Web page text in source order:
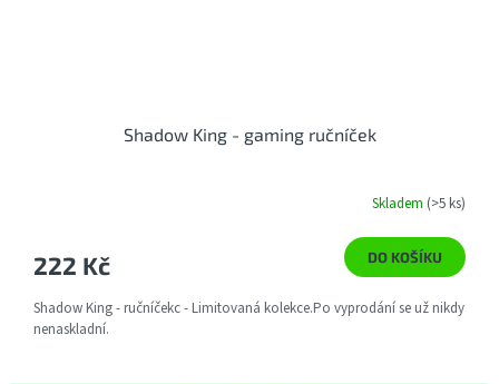
Shadow King - gaming ručníček
Skladem (>5 ks)
222 Kč DO KOŠÍKU
Shadow King - ručníčekc - Limitovaná kolekce.Po vyprodání se už nikdy
nenaskladní.